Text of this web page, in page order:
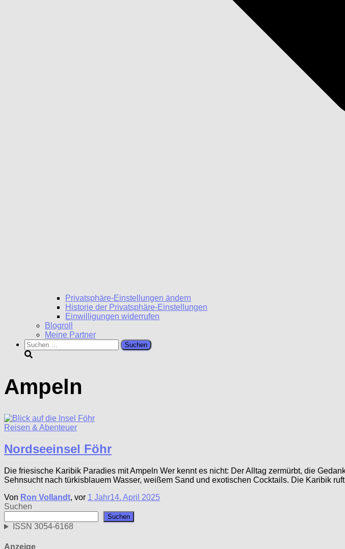
Privatsphäre-Einstellungen ändern
Historie der Privatsphäre-Einstellungen
Einwilligungen widerrufen
Blogroll
Meine Partner
Suchen
nach:
Ampeln
Reisen & Abenteuer
Nordseeinsel Föhr
Die friesische Karibik Paradies mit Ampeln Wer kennt es nicht: Der Alltag zermürbt, die
Sehnsucht nach türkisblauem Wasser, weißem Sand und exotischen Cocktails. Die Karibik
Von Ron Vollandt, vor 1 Jahr14. April 2025
Suchen
Suchen
ISSN 3054-6168
Anzeige